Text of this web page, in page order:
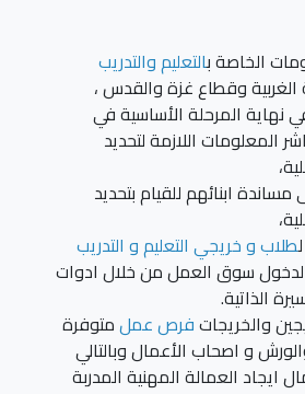
الخاصة بالتعليم والتدريب
وقطاع غزة والقدس ،
نهاية المرحلة الأساسية في
المعلومات اللازمة لتحديد
مساندة ابنائهم للقيام بتحديد
طلاب و خريجي التعليم و التدريب
لدخول سوق العمل من خلال ادوات
الذاتية.
والخريجاتفرص عملمتوفرة
و اصحاب الأعمال وبالتالي
ايجاد العمالة المهنية المدربة